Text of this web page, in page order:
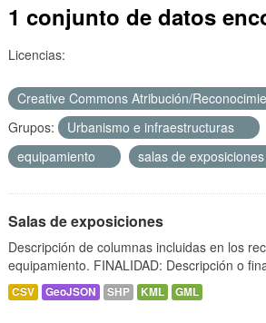
1 conjunto de datos
Licencias:
Creative Commons Atribución/
Grupos:
Urbanismo e infraestructuras
equipamiento
salas de exposiciones
Salas de exposiciones
Descripción de columnas incluidas en los
equipamiento. FINALIDAD: Descripción o
CSV GeoJSON SHP KML GML